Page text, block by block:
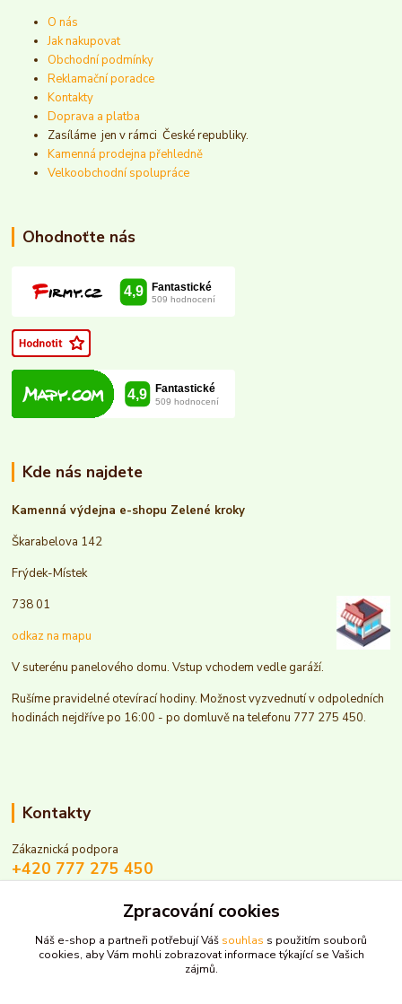
O nás
Jak nakupovat
Obchodní podmínky
Reklamační poradce
Kontakty
Doprava a platba
Zasíláme jen v rámci České republiky.
Kamenná prodejna přehledně
Velkoobchodní spolupráce
Ohodnoťte nás
Kde nás najdete
Kamenná výdejna e-shopu Zelené kroky
Škarabelova 142
Frýdek-Místek
738 01
odkaz na mapu
V suterénu panelového domu. Vstup vchodem vedle garáží.
Rušíme pravidelné otevírací hodiny. Možnost vyzvednutí v odpoledních
hodinách nejdříve po 16:00 - po domluvě na telefonu 777 275 450.
Kontakty
Zákaznická podpora
+420 777 275 450
info@zelenekroky.czZpracování cookies
Náš e-shop a partneři potřebují Váš souhlas s použitím souborů
cookies, aby Vám mohli zobrazovat informace týkající se Vašich
zájmů.